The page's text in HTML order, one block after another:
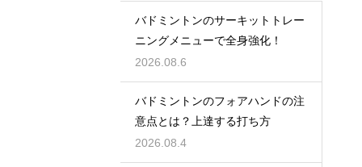
バドミントンのサーキットトレー
ニングメニューで全身強化！
2026.08.6
バドミントンのフォアハンドの注
意点とは？上達する打ち方
2026.08.4